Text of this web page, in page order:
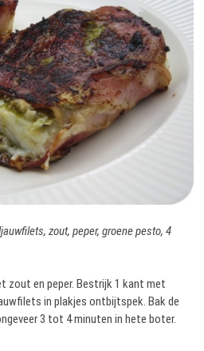
zout, peper, groene pesto, 4
zout en peper. Bestrijk 1 kant met
in plakjes ontbijtspek. Bak de
3 tot 4 minuten in hete boter.